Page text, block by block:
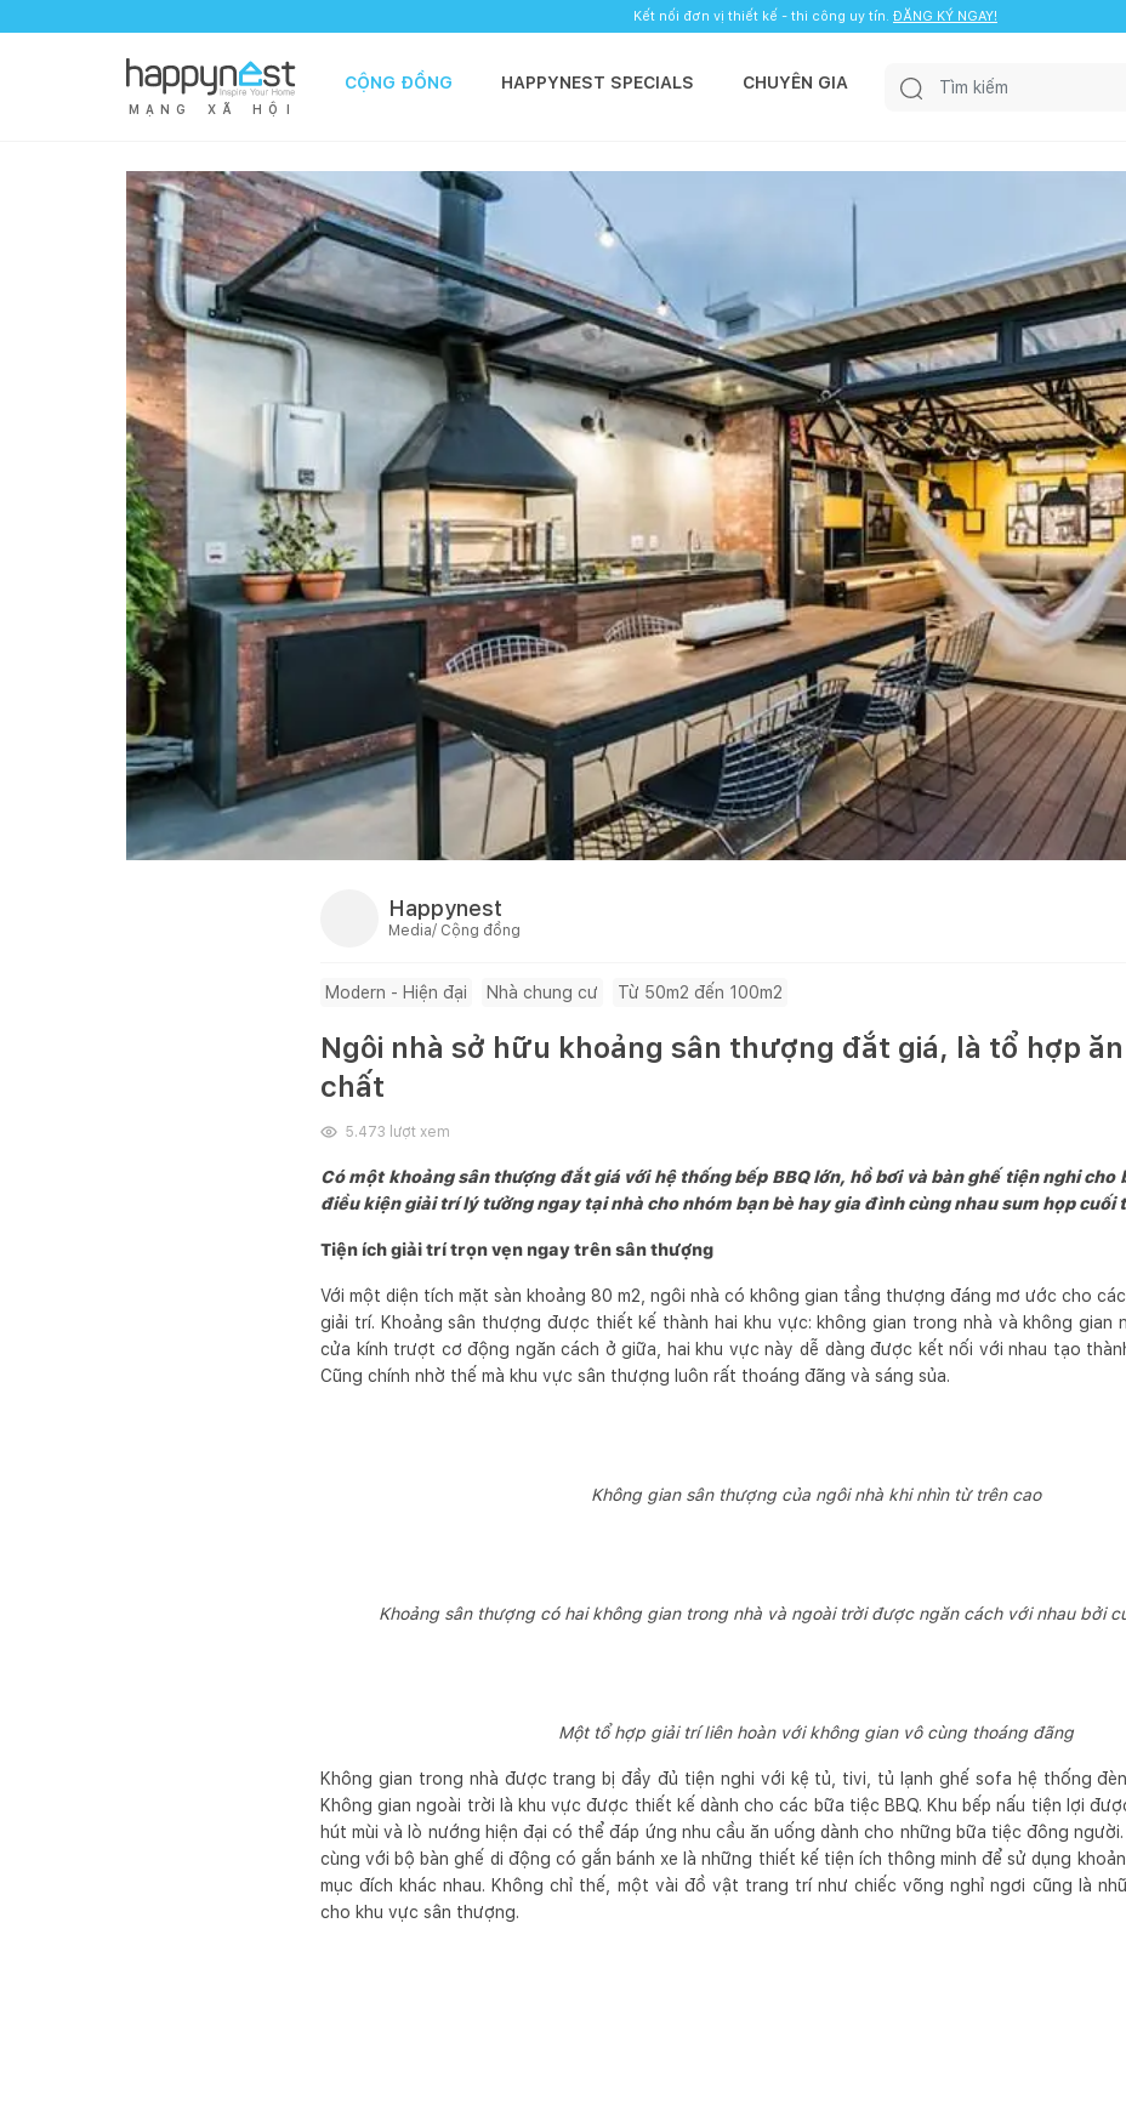
Kết nối đơn vị thiết kế - thi công uy tín. ĐĂNG KÝ NGAY!
M Ạ N G X Ã H Ộ I
CỘNG ĐỒNG HAPPYNEST SPECIALS CHUYÊN GIA
Happynest
Media/ Cộng đồng
Modern - Hiện đại Nhà chung cư Từ 50m2 đến 100m2
Ngôi nhà sở hữu khoảng sân thượng đắt giá, là tổ hợp
chất
5.473 lượt xem
Có một khoảng sân thượng đắt giá với hệ thống bếp BBQ lớn, hồ bơi và bàn ghế tiện nghi cho
điều kiện giải trí lý tưởng ngay tại nhà cho nhóm bạn bè hay gia đình cùng nhau sum họp cuối
Tiện ích giải trí trọn vẹn ngay trên sân thượng
Với một diện tích mặt sàn khoảng 80 m2, ngôi nhà có không gian tầng thượng đáng mơ ước cho
giải trí. Khoảng sân thượng được thiết kế thành hai khu vực: không gian trong nhà và không gian
cửa kính trượt cơ động ngăn cách ở giữa, hai khu vực này dễ dàng được kết nối với nhau tạo
Cũng chính nhờ thế mà khu vực sân thượng luôn rất thoáng đãng và sáng sủa.
Không gian sân thượng của ngôi nhà khi nhìn từ trên cao
Khoảng sân thượng có hai không gian trong nhà và ngoài trời được ngăn cách với nhau bởi
Một tổ hợp giải trí liên hoàn với không gian vô cùng thoáng đãng
Không gian trong nhà được trang bị đầy đủ tiện nghi với kệ tủ, tivi, tủ lạnh ghế sofa hệ thống
Không gian ngoài trời là khu vực được thiết kế dành cho các bữa tiệc BBQ. Khu bếp nấu tiện lợi
hút mùi và lò nướng hiện đại có thể đáp ứng nhu cầu ăn uống dành cho những bữa tiệc đông
cùng với bộ bàn ghế di động có gắn bánh xe là những thiết kế tiện ích thông minh để sử dụng
mục đích khác nhau. Không chỉ thế, một vài đồ vật trang trí như chiếc võng nghỉ ngơi cũng là
cho khu vực sân thượng.